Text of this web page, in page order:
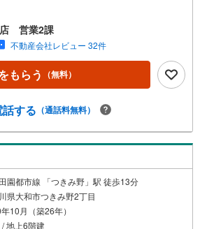
ナーやおむつ替えができる授乳室も完備お
心です。提携駐車場もございます■ご来場の
予約をお願いします■「室内・現地を見学す
ご予約頂くとスムーズ！■現地ご案内■お客
間の中でご希望の情報をご案内します。お
間や内容は下記をご参考ください〇ご希望
（30分～）〇周辺環境のご紹介（30分～）■
私達は様々なご要望にお応え致します！
ス予防対策実施中】〇ご入店時の検温とア
設置しております〇接客ブースでは、お席
り広くお取りします〇全営業車に乗降車時
ート等を常備しております〇物件見学用に
パ・使い捨て手袋をご用意します。
営業2課
不動産会社レビュー 32件
もらう （無料）
話する （通話料無料）
園都市線 「つきみ野」駅 徒歩13分
県大和市つきみ野2丁目
10月（築26年）
地上6階建